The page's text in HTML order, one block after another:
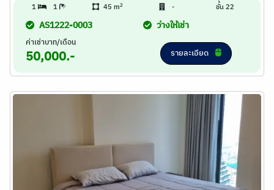
1 1 45 m2 - ชั้น 22
AS1222-0003 ว่างให้เช่า
ค่าเช่าบาท/เดือน
50,000.- รายละเอียด